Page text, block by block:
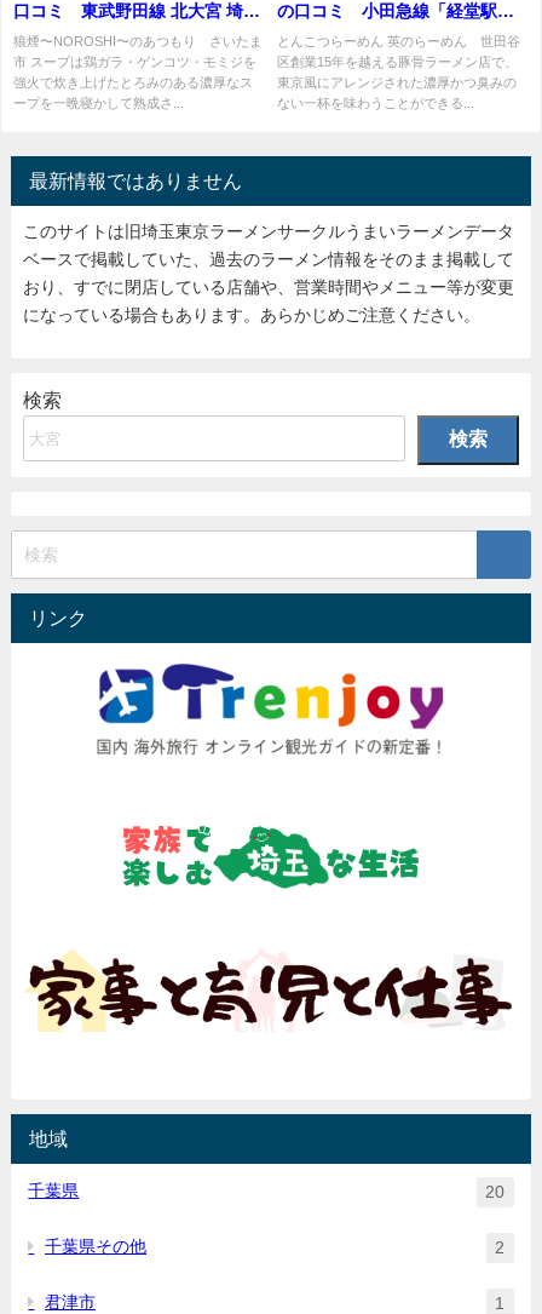
口コミ 東武野田線 北大宮 埼玉
新都市交通 鉄道博物館 各線 大宮
駅 徒歩20分
狼煙〜NOROSHI〜のあつもり さいたま
市 スープは鶏ガラ・ゲンコツ・モミジを
強火で炊き上げたとろみのある濃厚なス
ープを一晩寝かして熟成さ...
の口コミ 小田急線「経堂駅」
から徒歩5分
とんこつらーめん 英のらーめん 世田谷
区創業15年を越える豚骨ラーメン店で、
東京風にアレンジされた濃厚かつ臭みの
ない一杯を味わうことができる...
最新情報ではありません
このサイトは旧埼玉東京ラーメンサークルうまいラーメンデータ
ベースで掲載していた、過去のラーメン情報をそのまま掲載して
おり、すでに閉店している店舗や、営業時間やメニュー等が変更
になっている場合もあります。あらかじめご注意ください。
検索
検索
リンク
地域
千葉県 20
千葉県その他 2
君津市 1